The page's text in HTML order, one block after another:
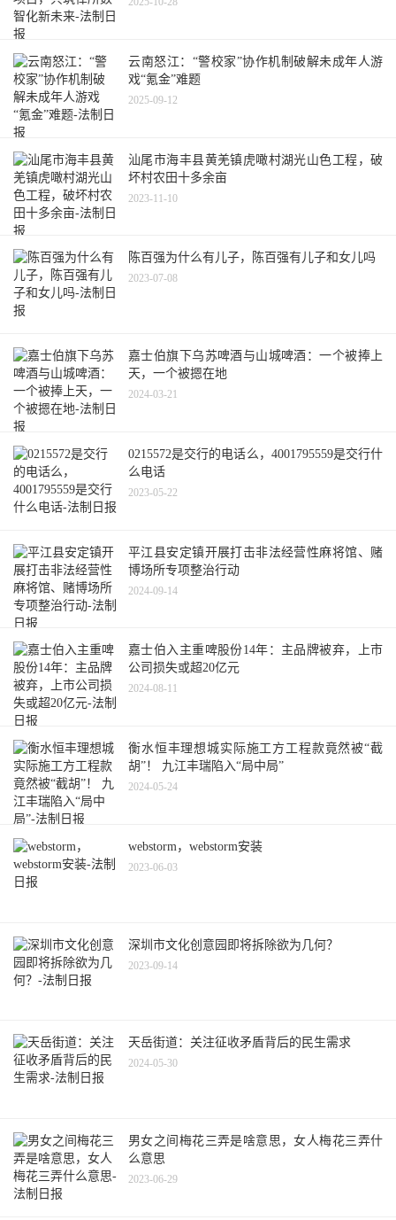
云南怒江：“警校家”协作机制破解未成年人游
戏“氪金”难题
2025-09-12
汕尾市海丰县黄羌镇虎噉村湖光山色工程，破
坏村农田十多余亩
2023-11-10
陈百强为什么有儿子，陈百强有儿子和女儿吗
2023-07-08
嘉士伯旗下乌苏啤酒与山城啤酒：一个被捧上
天，一个被摁在地
2024-03-21
0215572是交行的电话么，4001795559是交行什
么电话
2023-05-22
平江县安定镇开展打击非法经营性麻将馆、赌
博场所专项整治行动
2024-09-14
嘉士伯入主重啤股份14年：主品牌被弃，上市
公司损失或超20亿元
2024-08-11
衡水恒丰理想城实际施工方工程款竟然被“截
胡”！ 九江丰瑞陷入“局中局”
2024-05-24
webstorm，webstorm安装
2023-06-03
深圳市文化创意园即将拆除欲为几何？
2023-09-14
天岳街道：关注征收矛盾背后的民生需求
2024-05-30
男女之间梅花三弄是啥意思，女人梅花三弄什
么意思
2023-06-29